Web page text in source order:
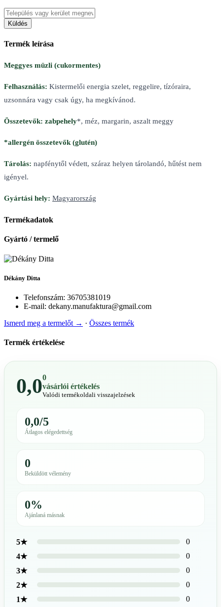
Küldés
Termék leírása
Meggyes müzli (cukormentes)
Felhasználás: Kistermelői energia szelet, reggelire, tízóraira,
uzsonnára vagy csak úgy, ha megkívánod.
Összetevők: zabpehely*, méz, margarin, aszalt meggy
*allergén összetevők (glutén)
Tárolás: napfénytől védett, száraz helyen tárolandó, hűtést nem
igényel.
Gyártási hely: Magyarország
Termékadatok
Gyártó / termelő
Dékány Ditta
Telefonszám: 36705381019
E-mail: dekany.manufaktura@gmail.com
Ismerd meg a termelőt → · Összes termék
Termék értékelése
0,00
vásárlói értékelés
Valódi termékoldali visszajelzések
0,0/5
Átlagos elégedettség
0
Beküldött vélemény
0%
Ajánlaná másnak
5★
0
4★
0
3★
0
2★
0
1★
0